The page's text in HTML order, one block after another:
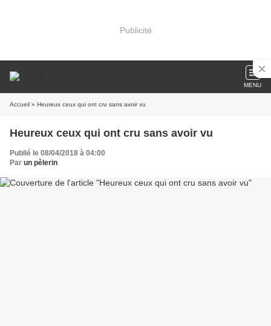
Publicité
MENU
Accueil » Heureux ceux qui ont cru sans avoir vu
Heureux ceux qui ont cru sans avoir vu
Publié le 08/04/2018 à 04:00
Par un pèlerin